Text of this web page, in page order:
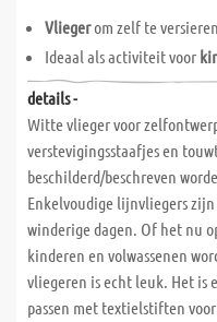
Vliegerom zelf te versieren
Ideaal als activiteit voor
details -
Witte vlieger voor
verstevigingsstaafjes en
beschilderd/beschreven
Enkelvoudige lijnvliegers
winderige dagen. Of het nu
kinderen en volwassenen
vliegeren is echt leuk. Het is
passen met textielstiften